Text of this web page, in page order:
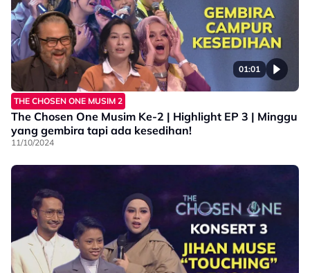
01:01
THE CHOSEN ONE MUSIM 2
The Chosen One Musim Ke-2 | Highlight EP 3 | Minggu
yang gembira tapi ada kesedihan!
11/10/2024